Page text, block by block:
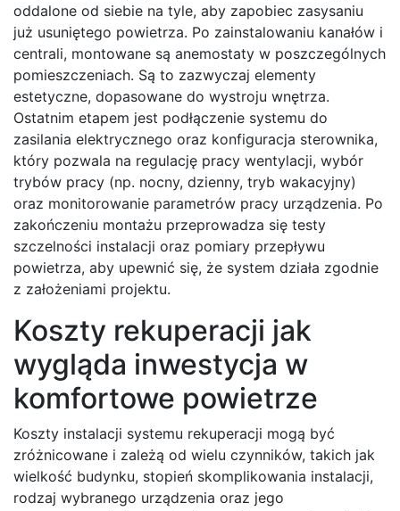
oddalone od siebie na tyle, aby zapobiec zasysaniu
już usuniętego powietrza. Po zainstalowaniu kanałów i
centrali, montowane są anemostaty w poszczególnych
pomieszczeniach. Są to zazwyczaj elementy
estetyczne, dopasowane do wystroju wnętrza.
Ostatnim etapem jest podłączenie systemu do
zasilania elektrycznego oraz konfiguracja sterownika,
który pozwala na regulację pracy wentylacji, wybór
trybów pracy (np. nocny, dzienny, tryb wakacyjny)
oraz monitorowanie parametrów pracy urządzenia. Po
zakończeniu montażu przeprowadza się testy
szczelności instalacji oraz pomiary przepływu
powietrza, aby upewnić się, że system działa zgodnie
z założeniami projektu.
Koszty rekuperacji jak
wygląda inwestycja w
komfortowe powietrze
Koszty instalacji systemu rekuperacji mogą być
zróżnicowane i zależą od wielu czynników, takich jak
wielkość budynku, stopień skomplikowania instalacji,
rodzaj wybranego urządzenia oraz jego